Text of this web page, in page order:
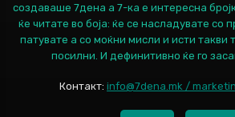
создаваше 7дена а 7-ка е интересна
ќе читате во боја: ќе се насладувате со
патувате а со моќни мисли и исти такви
посилни. И дефинитивно ќе го
Контакт: info@7dena.mk /